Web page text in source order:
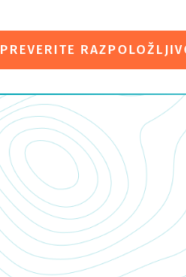
PREVERITE